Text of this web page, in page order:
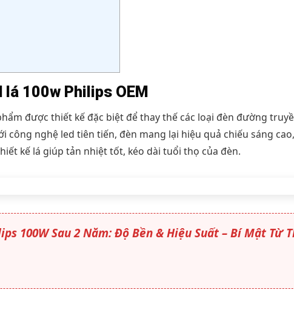
100w Philips OEM
được thiết kế đặc biệt để thay thế các loại đèn đường
công nghệ led tiên tiến, đèn mang lại hiệu quả chiếu sáng
kế lá giúp tản nhiệt tốt, kéo dài tuổi thọ của đèn.
100W Sau 2 Năm: Độ Bền & Hiệu Suất – Bí Mật Từ